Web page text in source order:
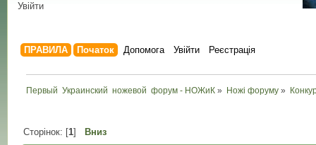
Увійти
ПРАВИЛА Початок Допомога Увійти Реєстрація
Первый  Украинский  ножевой  форум - НОЖиК » Ножі форуму »
Сторінок: [1] Вниз